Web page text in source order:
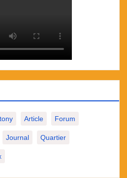
Article Forum
Journal Quartier